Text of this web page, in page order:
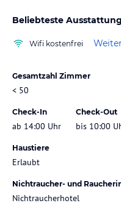
Beliebteste
Wifi kostenfrei
Gesamtzahl Zimmer
< 50
Check-In
ab 14:00 Uhr
Check-Out
bis 10:00
Haustiere
Erlaubt
Nichtraucher- und
Nichtraucherhotel